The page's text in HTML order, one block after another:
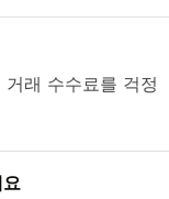
래 수수료를 걱정